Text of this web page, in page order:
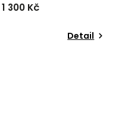
1 300 Kč
Detail